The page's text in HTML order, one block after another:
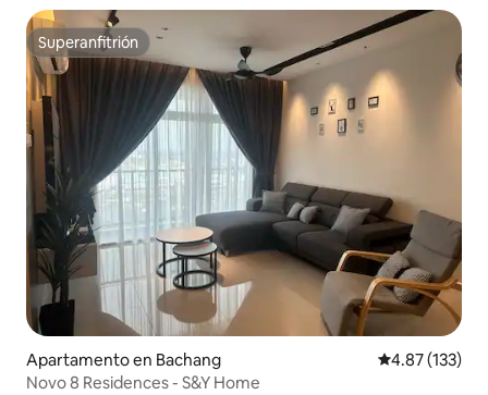
Superanfitrión
Superanfitrión
Apartamento en Bachang Calificación
4.87 (133)
Novo 8 Residences - S&Y Home